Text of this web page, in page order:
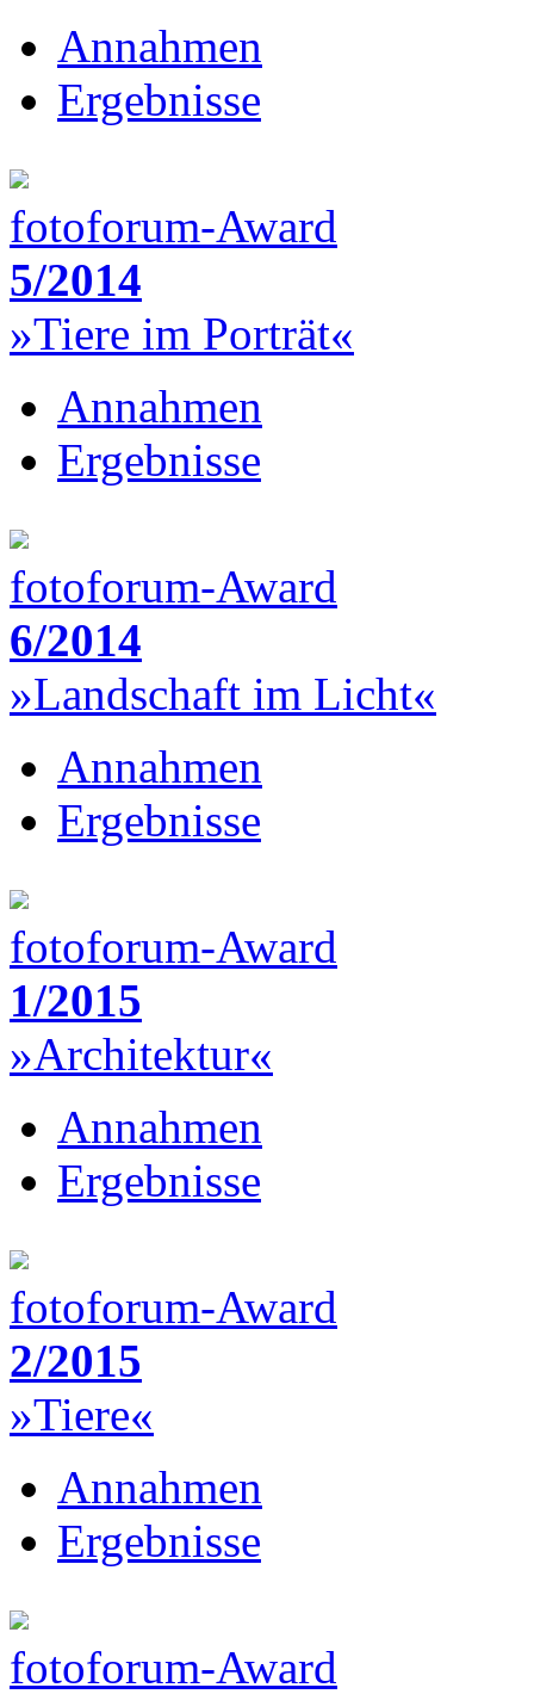
Annahmen
Ergebnisse
fotoforum-Award
5/2014
»Tiere im Porträt«
Annahmen
Ergebnisse
fotoforum-Award
6/2014
»Landschaft im Licht«
Annahmen
Ergebnisse
fotoforum-Award
1/2015
»Architektur«
Annahmen
Ergebnisse
fotoforum-Award
2/2015
»Tiere«
Annahmen
Ergebnisse
fotoforum-Award